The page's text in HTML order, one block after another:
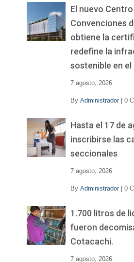
El nuevo
Convenciones
obtiene la
redefine la
sostenible en el
7 agosto, 2026
By Administrador 0
Hasta el 17 de
inscribirse las
seccionales
7 agosto, 2026
By Administrador 0
1.700 litros de
fueron
Cotacachi.
7 agosto, 2026